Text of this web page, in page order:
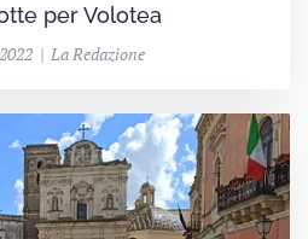
per Volotea
| La Redazione